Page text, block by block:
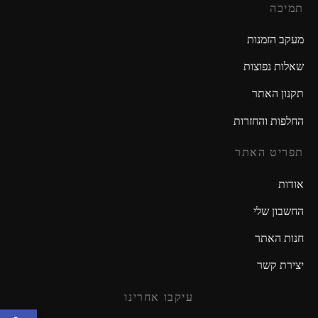
תמיכה
מעקב הזמנות
שאלות נפוצות
תקנון האתר
החלפות והחזרות
תפריט האתר
אודות
החשבון שלי
חנות האתר
יצירת קשר
עיקבו אחרינו